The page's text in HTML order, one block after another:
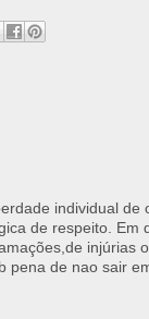
individual de
de respeito. Em
injúrias
pena de nao sair